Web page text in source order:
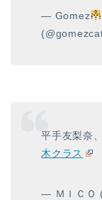
— Gomez
平手友梨奈
木クラス
— ＭＩＣＯ